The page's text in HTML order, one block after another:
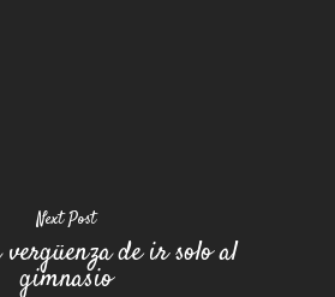
Next Post
de ir solo al
gimnasio